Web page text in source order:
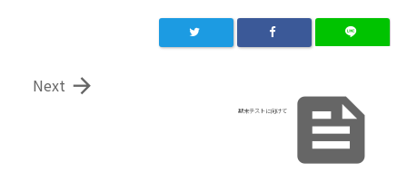

期末テストに向けて

Next